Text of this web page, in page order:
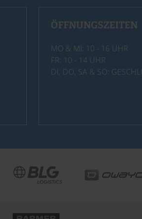
ÖFFNUNGSZEITEN
MO & MI: 10 - 16 UHR
FR: 10 - 14 UHR
DI, DO, SA & SO: